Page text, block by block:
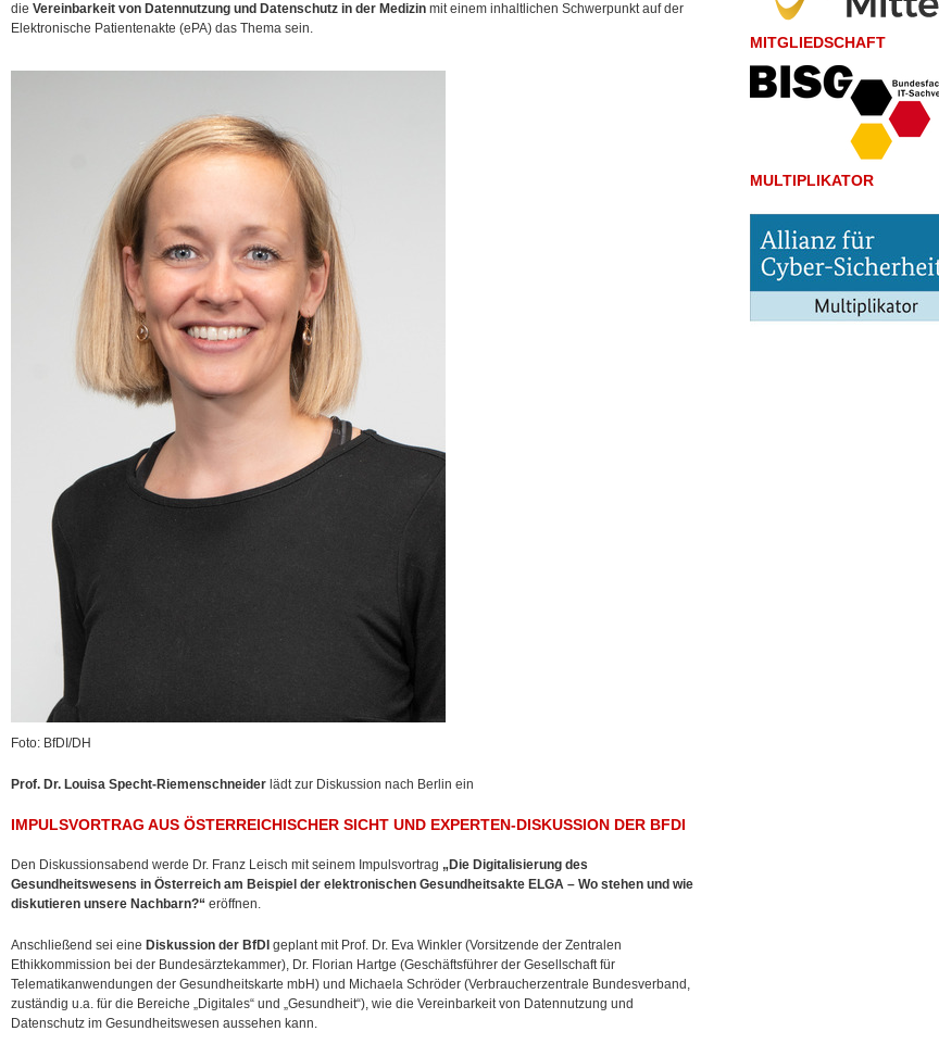
die Vereinbarkeit von Datennutzung und Datenschutz in der Medizin mit einem inhaltlichen Schwerpunkt auf der
Elektronische Patientenakte (ePA) das Thema sein.
Foto: BfDI/DH
Prof. Dr. Louisa Specht-Riemenschneider lädt zur Diskussion nach Berlin ein
IMPULSVORTRAG AUS ÖSTERREICHISCHER SICHT UND EXPERTEN-DISKUSSION DER BFDI
Den Diskussionsabend werde Dr. Franz Leisch mit seinem Impulsvortrag „Die Digitalisierung des
Gesundheitswesens in Österreich am Beispiel der elektronischen Gesundheitsakte ELGA – Wo stehen und wie
diskutieren unsere Nachbarn?“ eröffnen.
Anschließend sei eine Diskussion der BfDI geplant mit Prof. Dr. Eva Winkler (Vorsitzende der Zentralen
Ethikkommission bei der Bundesärztekammer), Dr. Florian Hartge (Geschäftsführer der Gesellschaft für
Telematikanwendungen der Gesundheitskarte mbH) und Michaela Schröder (Verbraucherzentrale Bundesverband,
zuständig u.a. für die Bereiche „Digitales“ und „Gesundheit“), wie die Vereinbarkeit von Datennutzung und
Datenschutz im Gesundheitswesen aussehen kann.
MITGLIEDSCHAFT
MULTIPLIKATOR